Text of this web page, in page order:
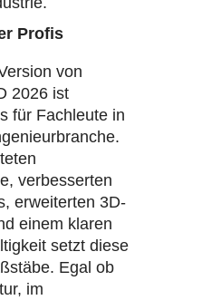
Profis
von
2026 ist
für Fachleute in
verbesserten
erweiterten 3D-
einem klaren
setzt diese
Egal ob
im